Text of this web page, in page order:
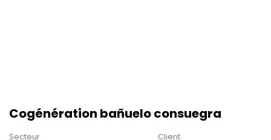
Cogénération bañuelo consuegra
Secteur Client